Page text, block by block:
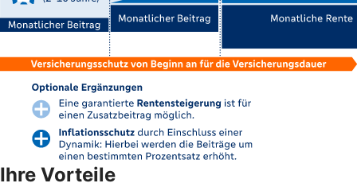
Ihre Vorteile